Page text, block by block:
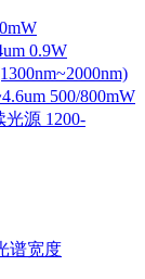
0.9W
500/800mW
源 1200-
谱宽度